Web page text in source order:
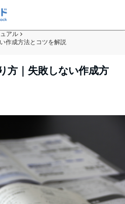
アル
作成方法とコツを解説
方｜失敗しない作成方